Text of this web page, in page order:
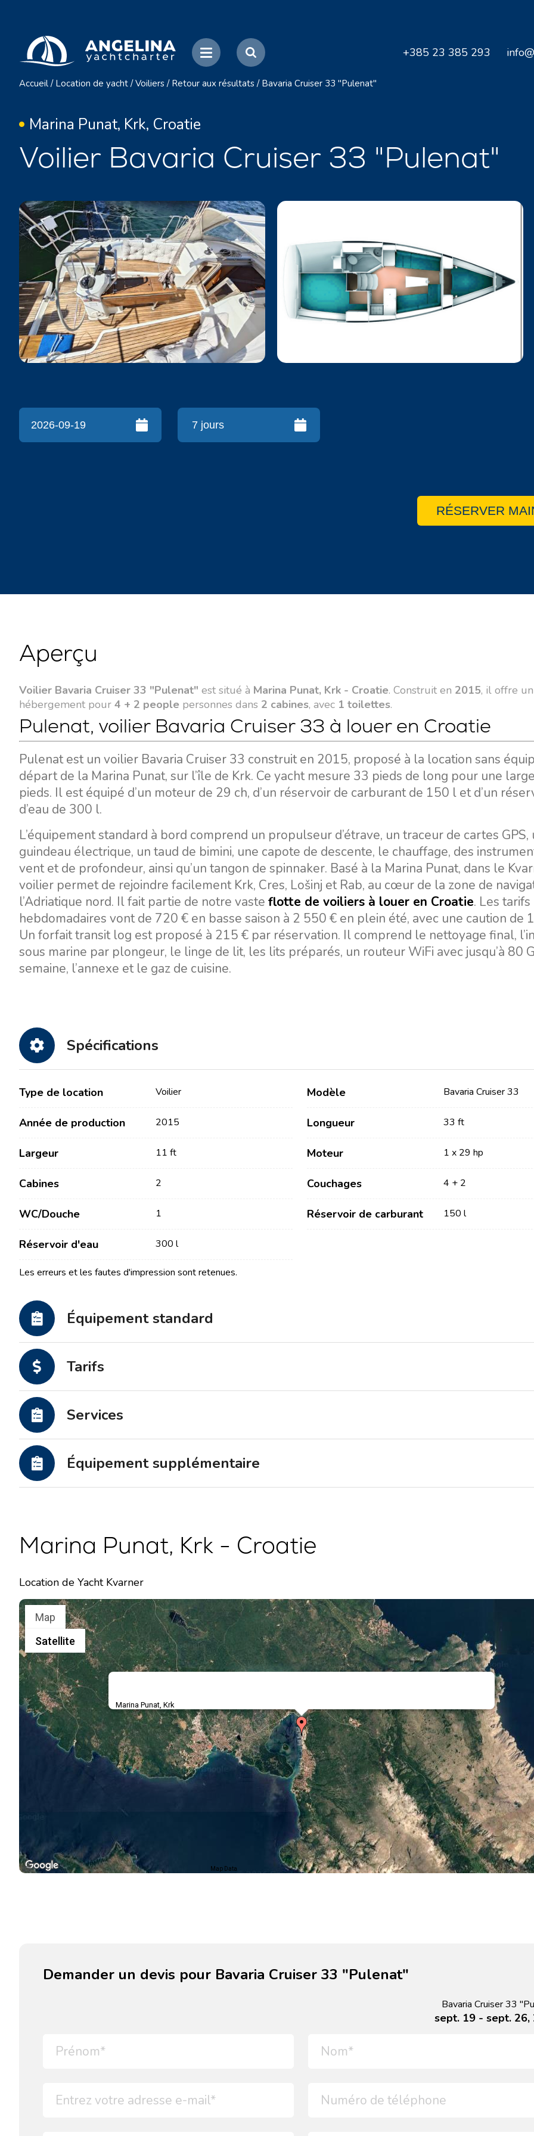
+385 23 385 293
Accueil / Location de yacht / Voiliers / Retour aux résultats / Bavaria Cruiser 33 "Pulenat"
Marina Punat, Krk, Croatie
Voilier Bavaria Cruiser 33 "Pulenat"
RÉSERVER
Aperçu
Voilier Bavaria Cruiser 33 "Pulenat" est situé à Marina Punat, Krk - Croatie. Construit en 2015, il offre un
hébergement pour 4 + 2 people personnes dans 2 cabines, avec 1 toilettes.
Pulenat, voilier Bavaria Cruiser 33 à louer en Croatie
Pulenat est un voilier Bavaria Cruiser 33 construit en 2015, proposé à la location sans
départ de la Marina Punat, sur l’île de Krk. Ce yacht mesure 33 pieds de long pour une
pieds. Il est équipé d’un moteur de 29 ch, d’un réservoir de carburant de 150 l et d’un
d’eau de 300 l.
L’équipement standard à bord comprend un propulseur d’étrave, un traceur de cartes GPS,
guindeau électrique, un taud de bimini, une capote de descente, le chauffage, des
vent et de profondeur, ainsi qu’un tangon de spinnaker. Basé à la Marina Punat, dans le
voilier permet de rejoindre facilement Krk, Cres, Lošinj et Rab, au cœur de la zone de
l’Adriatique nord. Il fait partie de notre vaste flotte de voiliers à louer en Croatie. Les tarifs
hebdomadaires vont de 720 € en basse saison à 2 550 € en plein été, avec une caution de
Un forfait transit log est proposé à 215 € par réservation. Il comprend le nettoyage final,
sous marine par plongeur, le linge de lit, les lits préparés, un routeur WiFi avec jusqu’à 80
semaine, l’annexe et le gaz de cuisine.
Spécifications
Type de location Voilier Modèle Bavaria Cruiser 33
Année de production 2015 Longueur 33 ft
Largeur 11 ft Moteur 1 x 29 hp
Cabines 2 Couchages 4 + 2
WC/Douche 1 Réservoir de carburant 150 l
Réservoir d'eau 300 l
Les erreurs et les fautes d'impression sont retenues.
Équipement standard
Tarifs
Services
Équipement supplémentaire
Marina Punat, Krk - Croatie
Location de Yacht Kvarner
Marina Punat, Krk
Map
Satellite
Map Data
Demander un devis pour Bavaria Cruiser 33 "Pulenat"
Bavaria Cruiser 33
sept. 19 - sept. 26,
À propos de nous
Partenaires
Catamarans
Yacht à moteur
Valovie - Assistant de
Bali
d'Istrie